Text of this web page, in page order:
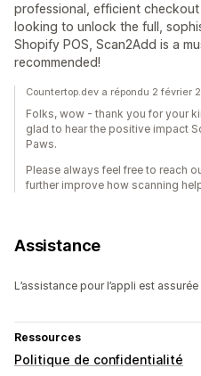
professional, efficient
looking to unlock the full,
Shopify POS, Scan2Add is a
recommended!
Countertop.dev a répondu 2 février
Folks, wow - thank you for your
glad to hear the positive impact
Paws.
Please always feel free to reach
further improve how scanning
Assistance
L’assistance pour l’appli est
Ressources
Politique de confidentialité